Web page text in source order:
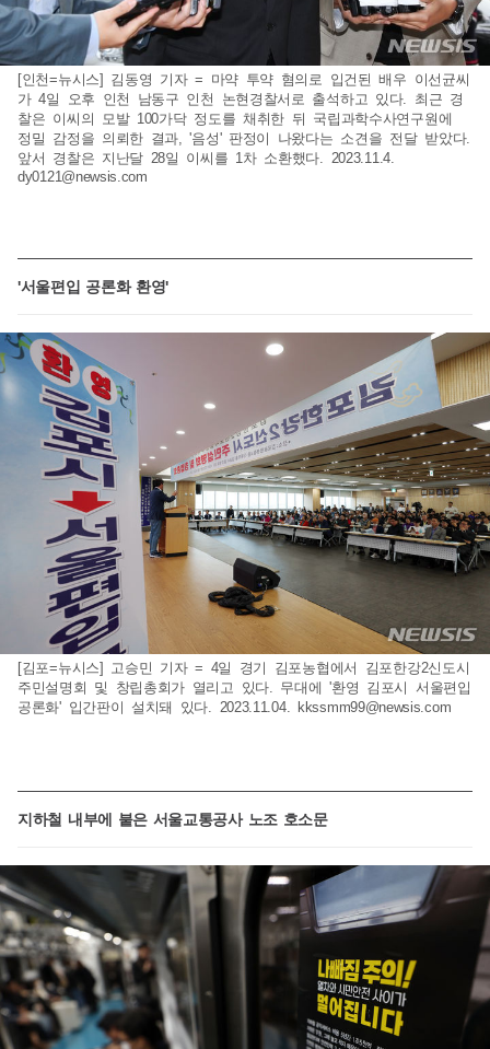
[인천=뉴시스] 김동영 기자 = 마약 투약 혐의로 입건된 배우 이선균씨
가 4일 오후 인천 남동구 인천 논현경찰서로 출석하고 있다. 최근 경
찰은 이씨의 모발 100가닥 정도를 채취한 뒤 국립과학수사연구원에
정밀 감정을 의뢰한 결과, '음성' 판정이 나왔다는 소견을 전달 받았다.
앞서 경찰은 지난달 28일 이씨를 1차 소환했다. 2023.11.4.
dy0121@newsis.com
'서울편입 공론화 환영'
[김포=뉴시스] 고승민 기자 = 4일 경기 김포농협에서 김포한강2신도시
주민설명회 및 창립총회가 열리고 있다. 무대에 '환영 김포시 서울편입
공론화' 입간판이 설치돼 있다. 2023.11.04. kkssmm99@newsis.com
지하철 내부에 붙은 서울교통공사 노조 호소문